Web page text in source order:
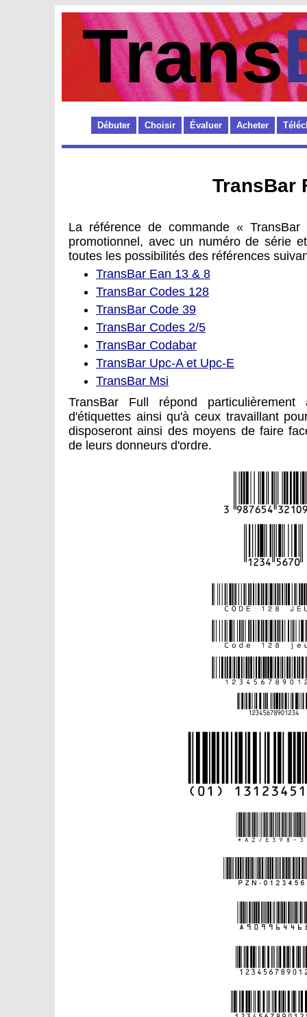
Trans
Débuter Choisir Évaluer Acheter
TransBar
La référence de commande «
promotionnel, avec un numéro de série
toutes les possibilités des références
TransBar Ean 13 & 8
TransBar Codes 128
TransBar Code 39
TransBar Codes 2/5
TransBar Codabar
TransBar Upc-A et Upc-E
TransBar Msi
TransBar Full répond
d'étiquettes ainsi qu'à ceux travaillant
disposeront ainsi des moyens de faire
de leurs donneurs d'ordre.